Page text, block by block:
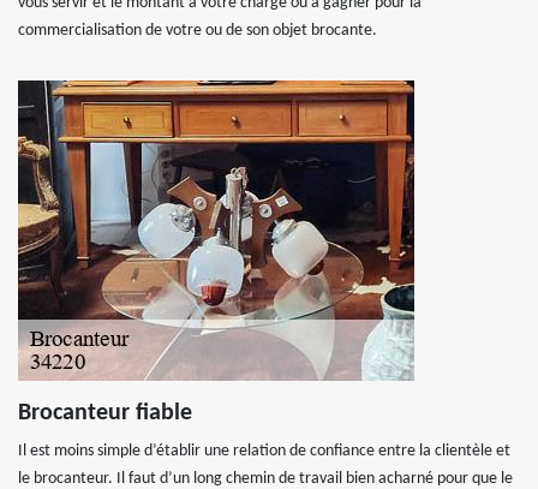
commercialisation de votre ou de son objet brocante.
Brocanteur fiable
Il est moins simple d’établir une relation de confiance entre la clientèle et
le brocanteur. Il faut d’un long chemin de travail bien acharné pour que le